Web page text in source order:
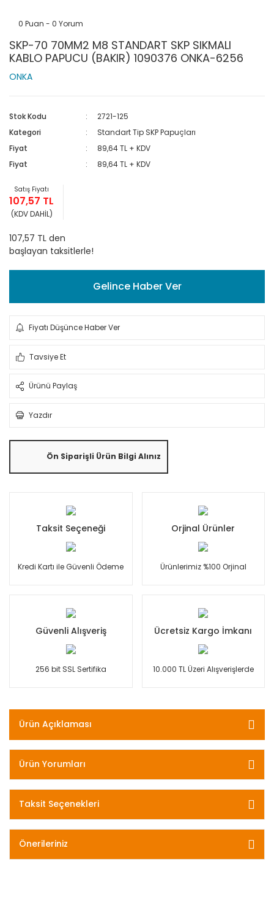
0 Puan - 0 Yorum
SKP-70 70MM2 M8 STANDART SKP SIKMALI
KABLO PAPUCU (BAKIR) 1090376 ONKA-6256
ONKA
Stok Kodu
2721-125
Kategori
Standart Tip SKP Papuçları
Fiyat
89,64 TL + KDV
Fiyat
89,64 TL + KDV
Satış Fiyatı
107,57 TL
(KDV DAHİL)
107,57 TL den
başlayan taksitlerle!
Gelince Haber Ver
Fiyatı Düşünce Haber Ver
Tavsiye Et
Ürünü Paylaş
Yazdır
Ön Siparişli Ürün Bilgi Alınız
Taksit Seçeneği
Kredi Kartı ile Güvenli Ödeme
Orjinal Ürünler
Ürünlerimiz %100 Orjinal
Güvenli Alışveriş
256 bit SSL Sertifika
Ücretsiz Kargo İmkanı
10.000 TL Üzeri Alışverişlerde
Ürün Açıklaması
Ürün Yorumları
Taksit Seçenekleri
Önerileriniz